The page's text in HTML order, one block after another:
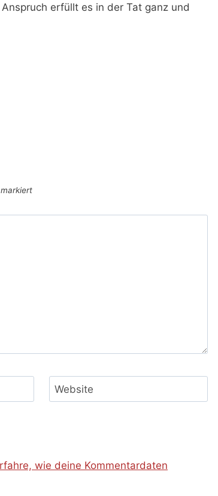
erfüllt es in der Tat ganz und
markiert
Website
wie deine Kommentardaten